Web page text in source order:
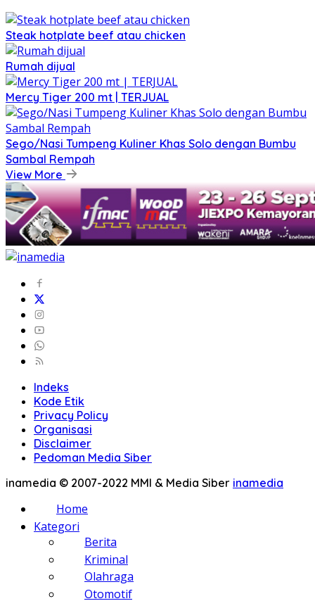
Steak hotplate beef atau chicken
Rumah dijual
Mercy Tiger 200 mt | TERJUAL
Sego/Nasi Tumpeng Kuliner Khas Solo dengan Bumbu
Sambal Rempah
View More
Indeks
Kode Etik
Privacy Policy
Organisasi
Disclaimer
Pedoman Media Siber
inamedia © 2007-2022 MMI & Media Siber inamedia
Home
Kategori
Berita
Kriminal
Olahraga
Otomotif